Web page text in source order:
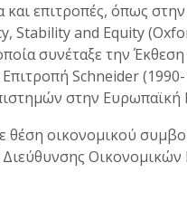
επιτροπές, όπως
Stability and Equity
συνέταξε την
Schneider
στην Ευρωπαϊκή
θέση οικονομικού
Διεύθυνσης